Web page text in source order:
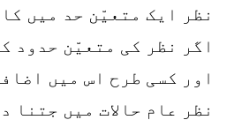
نظر ایک متعیّن حد میں
اگر نظر کی متعیّن حدود
اور کسی طرح اس میں
نظر عام حالات میں جتنا